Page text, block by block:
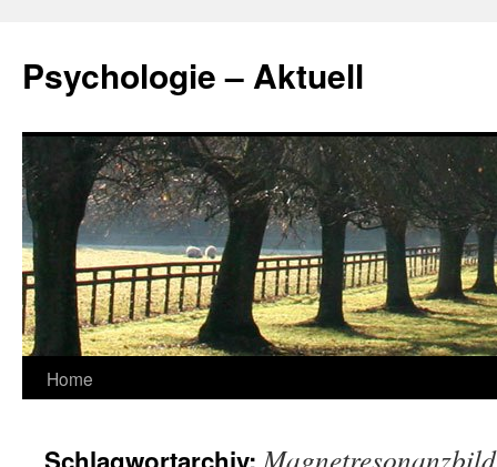
springen
Psychologie – Aktuell
Home